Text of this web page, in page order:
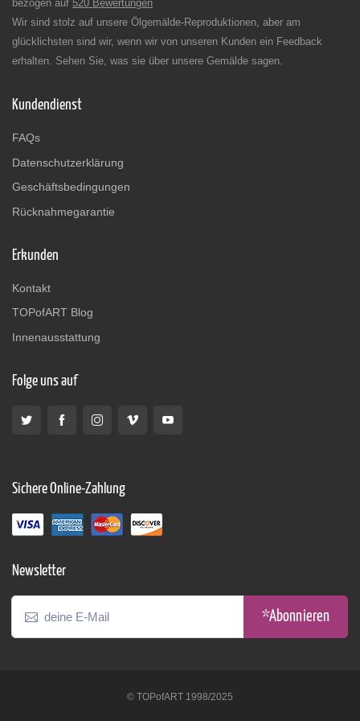
bezogen auf 520 Bewertungen
Wir sind stolz auf unsere Ölgemälde-Reproduktionen, aber am
glücklichsten sind wir, wenn wir von unseren Kunden ein Feedback
erhalten. Sehen Sie, was sie über unsere Gemälde sagen.
Kundendienst
FAQs
Datenschutzerklärung
Geschäftsbedingungen
Rücknahmegarantie
Erkunden
Kontakt
TOPofART Blog
Innenausstattung
Folge uns auf
Sichere Online-Zahlung
Newsletter
*Abonnieren
© TOPofART 1998/2025